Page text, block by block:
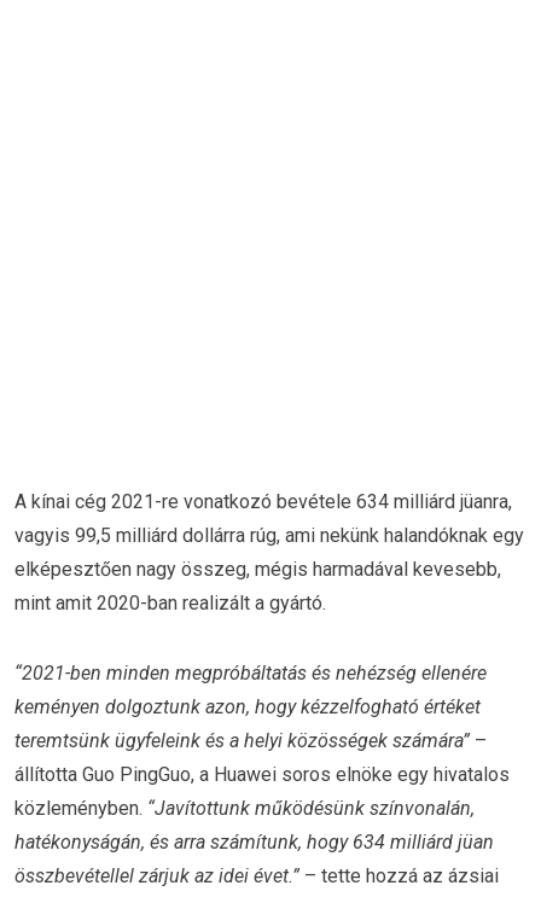
A kínai cég 2021-re vonatkozó bevétele 634 milliárd jüanra,
vagyis 99,5 milliárd dollárra rúg, ami nekünk halandóknak egy
elképesztően nagy összeg, mégis harmadával kevesebb,
mint amit 2020-ban realizált a gyártó.
“2021-ben minden megpróbáltatás és nehézség ellenére
keményen dolgoztunk azon, hogy kézzelfogható értéket
teremtsünk ügyfeleink és a helyi közösségek számára” –
állította Guo PingGuo, a Huawei soros elnöke egy hivatalos
közleményben. “Javítottunk működésünk színvonalán,
hatékonyságán, és arra számítunk, hogy 634 milliárd jüan
összbevétellel zárjuk az idei évet.” – tette hozzá az ázsiai